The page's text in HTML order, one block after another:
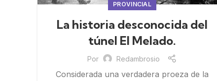
PROVINCIAL
La historia desconocida del
túnel El Melado.
Por Redambrosio
Considerada una verdadera proeza de la